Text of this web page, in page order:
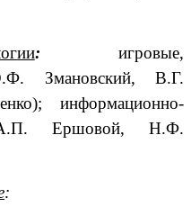
:
игровые,
Змановский, В.Г.
информационно-
Ершовой, Н.Ф.
: